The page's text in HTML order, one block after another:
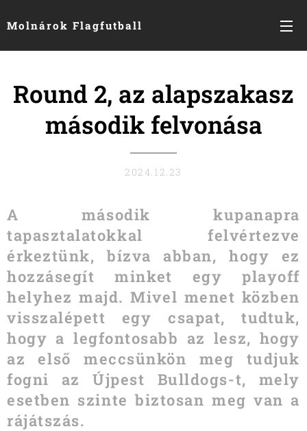
Molnárok Flagfutball
Round 2, az alapszakasz
második felvonása
2024.12.23
A második kupanapra
tapasztalatokkal felvértezve
érkeztünk, bízva abban, hogy ez
hozzásegít minket egy playoff
helyhez majd. Mivel menet közben
visszalépett egy csapat, tudtuk,
hogy a legfontosabb az lesz, hogy
az első meccsünkön meg tudjuk
fogni az Újpest Bulldogs-t, mely
esetben szinte biztosan meg van a
rájátszás.